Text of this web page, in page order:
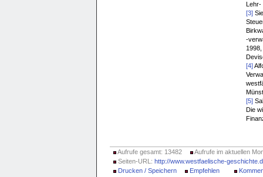
Lehr-
[3]
-
[4]
[5]
Die
Aufrufe gesamt: 13482
Aufrufe im aktuellen
Seiten-URL: http://www.westfaelische-
Drucken / Speichern
Empfehlen